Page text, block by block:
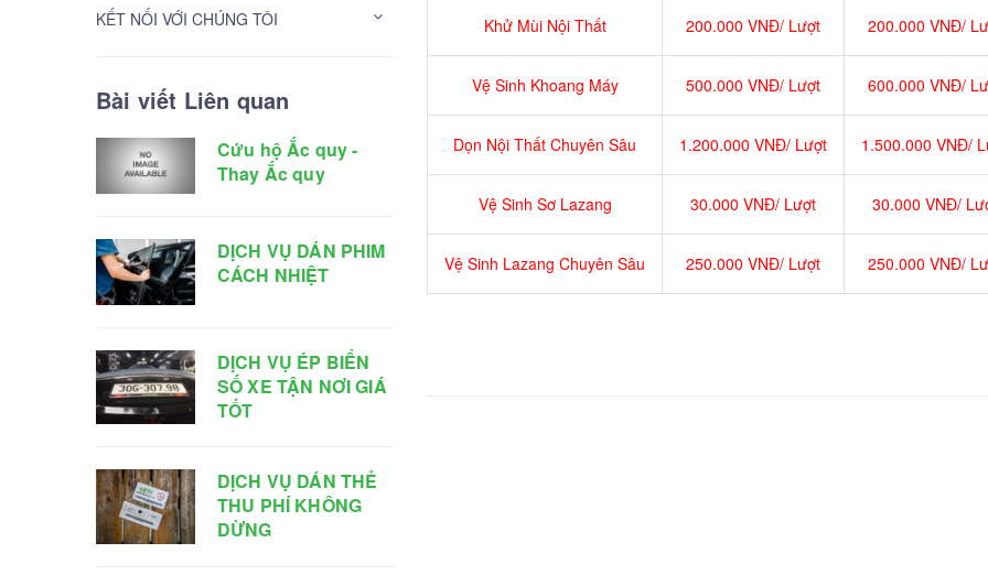
Khử Mùi Nội Thất 200.000 VNĐ/ Lượt 200.000 VNĐ/
Vệ Sinh Khoang Máy 500.000 VNĐ/ Lượt 600.000 VNĐ/
Dọn Nội Thất Chuyên Sâu 1.200.000 VNĐ/ Lượt 1.500.000 VNĐ/
Vệ Sinh Sơ Lazang 30.000 VNĐ/ Lượt 30.000 VNĐ/
Vệ Sinh Lazang Chuyên Sâu 250.000 VNĐ/ Lượt 250.000 VNĐ/
KẾT NỐI VỚI CHÚNG TÔI
Bài viết Liên quan
Cứu hộ Ắc quy -
Thay Ắc quy
DỊCH VỤ DÁN PHIM
CÁCH NHIỆT
DỊCH VỤ ÉP BIỂN
SỐ XE TẬN NƠI GIÁ
TỐT
DỊCH VỤ DÁN THẺ
THU PHÍ KHÔNG
DỪNG